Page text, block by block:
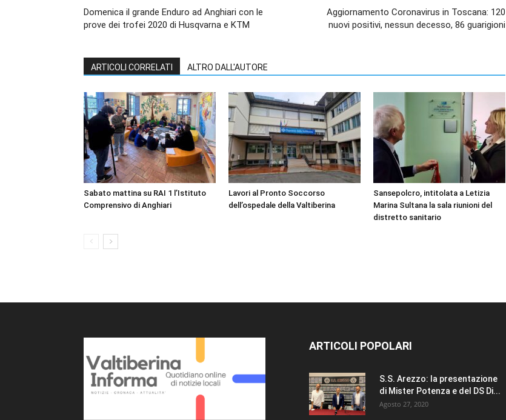
Domenica il grande Enduro ad Anghiari con le
prove dei trofei 2020 di Husqvarna e KTM
Aggiornamento Coronavirus in Toscana: 120
nuovi positivi, nessun decesso, 86 guarigioni
ARTICOLI CORRELATI ALTRO DALL'AUTORE
Sabato mattina su RAI 1 l’Istituto
Comprensivo di Anghiari
Lavori al Pronto Soccorso
dell’ospedale della Valtiberina
Sansepolcro, intitolata a Letizia
Marina Sultana la sala riunioni del
distretto sanitario
ARTICOLI POPOLARI
S.S. Arezzo: la presentazione
di Mister Potenza e del DS Di...
Agosto 27, 2020